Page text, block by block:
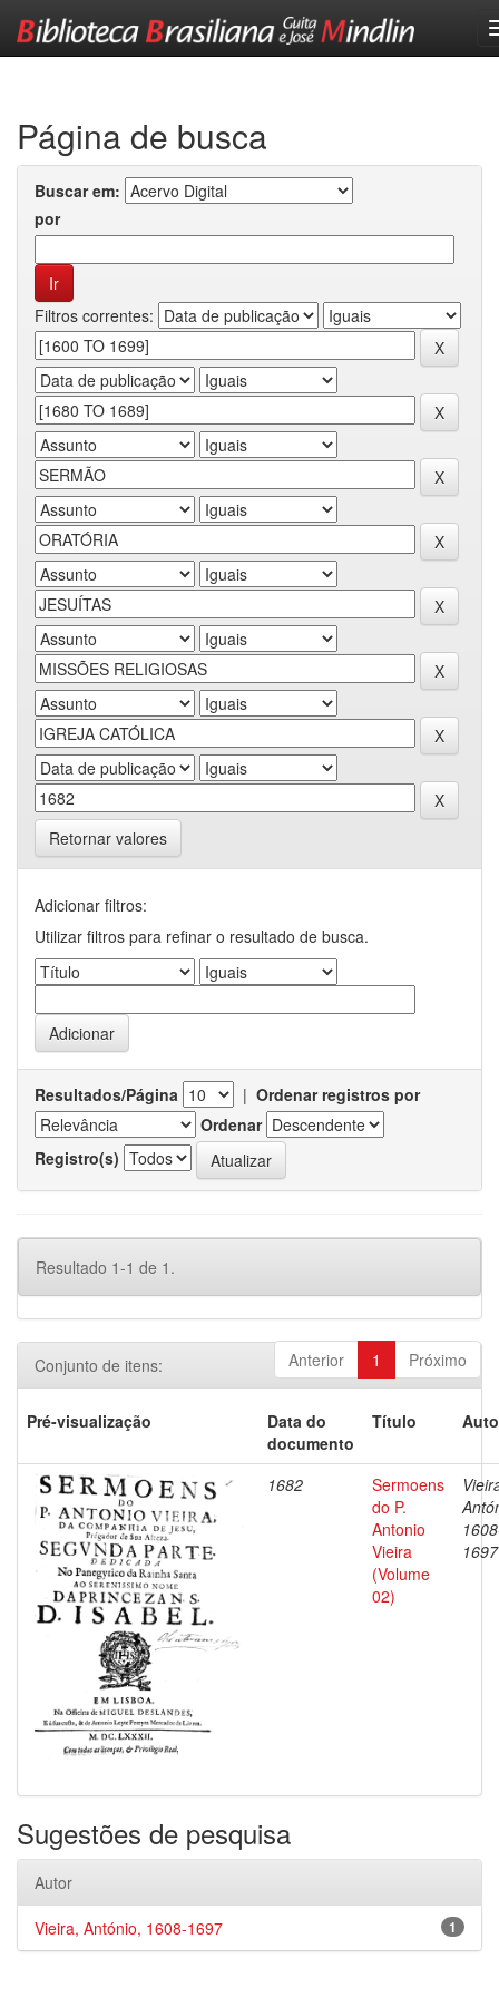
Página de busca
Buscar em:
por
Filtros correntes:
Retornar valores
Adicionar filtros:
Utilizar filtros para refinar o resultado de busca.
Resultados/Página | Ordenar registros por
Ordenar
Registro(s)
Resultado 1-1 de 1.
Anterior 1 Próximo
Conjunto de itens:
Pré-visualização
Data do
documento
Título
1682
Sermoens
do P.
Antonio
Vieira
(Volume
02)
1697
Sugestões de pesquisa
Autor
1
Vieira, António, 1608-1697